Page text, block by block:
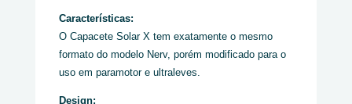
Características:
O Capacete Solar X tem exatamente o mesmo
formato do modelo Nerv, porém modificado para o
uso em paramotor e ultraleves.
Design: